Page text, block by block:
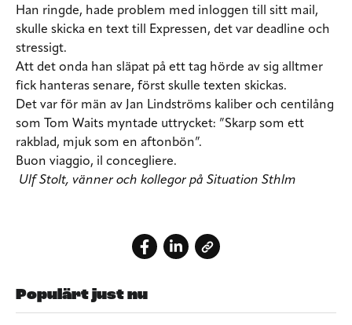
Han ringde, hade problem med inloggen till sitt mail,
skulle skicka en text till Expressen, det var deadline och
stressigt.
Att det onda han släpat på ett tag hörde av sig alltmer
fick hanteras senare, först skulle texten skickas.
Det var för män av Jan Lindströms kaliber och centilång
som Tom Waits myntade uttrycket: ”Skarp som ett
rakblad, mjuk som en aftonbön”.
Buon viaggio, il concegliere.
Ulf Stolt, vänner och kollegor på Situation Sthlm
Populärt just nu